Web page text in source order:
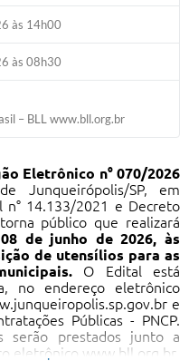
às 14h00
às 08h30
– BLL www.bll.org.br
Eletrônico n° 070/2026
Junqueirópolis/SP, em
n° 14.133/2021 e Decreto
público que realizará
08 de junho de 2026, às
de utensílios para as
O Edital está
no endereço eletrônico
e
Públicas - PNCP.
serão prestados junto a
eletrônico www.bll.org.br